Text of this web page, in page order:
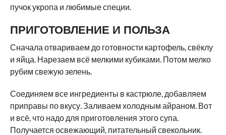
пучок укропа и любимые специи.
ПРИГОТОВЛЕНИЕ И ПОЛЬЗА
Сначала отвариваем до готовности картофель, свёклу
и яйца. Нарезаем всё мелкими кубиками. Потом мелко
рубим свежую зелень.
Соединяем все ингредиенты в кастрюле, добавляем
приправы по вкусу. Заливаем холодным айраном. Вот
и всё, что надо для приготовления этого супа.
Получается освежающий, питательный свекольник.